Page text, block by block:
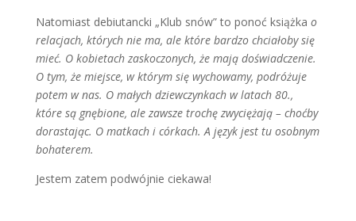
Natomiast debiutancki „Klub snów” to ponoć książka o
relacjach, których nie ma, ale które bardzo chciałoby się
mieć. O kobietach zaskoczonych, że mają doświadczenie.
O tym, że miejsce, w którym się wychowamy, podróżuje
potem w nas. O małych dziewczynkach w latach 80.,
które są gnębione, ale zawsze trochę zwyciężają – choćby
dorastając. O matkach i córkach. A język jest tu osobnym
bohaterem.
Jestem zatem podwójnie ciekawa!